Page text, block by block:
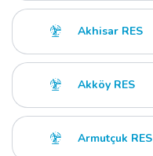
Akhisar RES
Akköy RES
Armutçuk RES